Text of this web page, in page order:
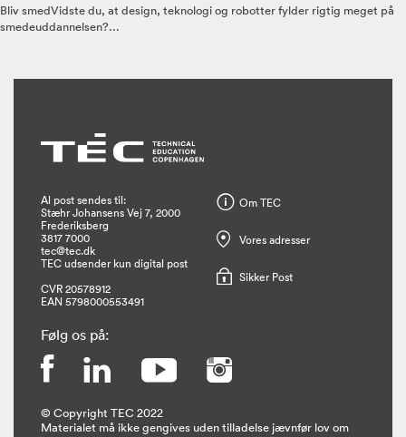
Bliv smedVidste du, at design, teknologi og robotter fylder rigtig meget på
smedeuddannelsen?...
Al post sendes til:
Stæhr Johansens Vej 7, 2000
Frederiksberg
3817 7000
tec@tec.dk
TEC udsender kun digital post
CVR 20578912
EAN 5798000553491
Om TEC
Vores adresser
Sikker Post
Følg os på:
© Copyright TEC 2022
Materialet må ikke gengives uden tilladelse jævnfør lov om